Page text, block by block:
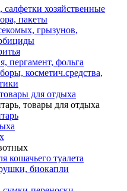
салфетки хозяйственные
пакеты
грызунов,
пергамент, фольга
косметич.средства,
для отдыха
товары для отдыха
кошачьего туалета
биокапли